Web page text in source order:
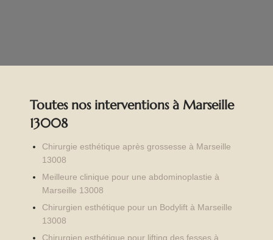
Toutes nos interventions à Marseille
13008
Chirurgie esthétique après grossesse à Marseille
13008
Meilleure clinique pour une abdominoplastie à
Marseille 13008
Chirurgien esthétique pour un Bodylift à Marseille
13008
Chirurgien esthétique pour lifting des fesses à